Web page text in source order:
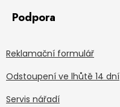
Podpora
Reklamační formulář
Odstoupení ve lhůtě 14 dní
Servis nářadí